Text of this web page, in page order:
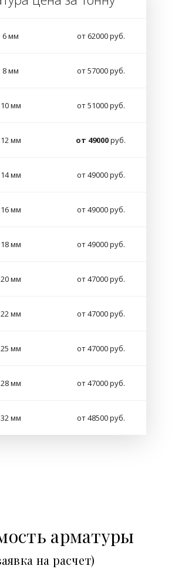
6 мм от 62000 руб.
8 мм от 57000 руб.
мм от 51000 руб.
мм от 49000руб.
мм от 49000 руб.
мм от 49000 руб.
мм от 49000 руб.
мм от 47000 руб.
мм от 47000 руб.
мм от 47000 руб.
мм от 47000 руб.
мм от 48500 руб.
арматуры
на расчет)